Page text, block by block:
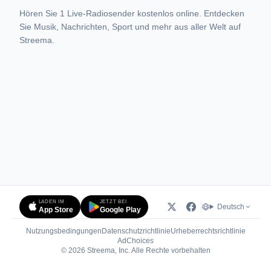
Hören Sie 1 Live-Radiosender kostenlos online. Entdecken
Sie Musik, Nachrichten, Sport und mehr aus aller Welt auf
Streema.
LADEN IM
App Store
JETZT BEI
Google Play Deutsch
Nutzungsbedingungen DatenschutzrichtlinieUrheberrechtsrichtlinie
AdChoices(öffnet in neuem Tab)
© 2026 Streema, Inc. Alle Rechte vorbehalten